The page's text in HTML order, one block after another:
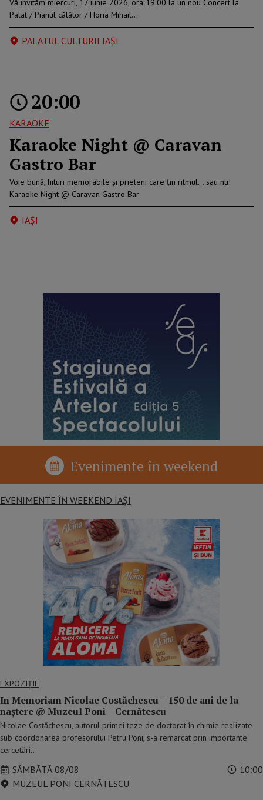
Vă invităm miercuri, 17 iunie 2026, ora 19.00 la un nou Concert la
Palat / Pianul călător / Horia Mihail…
PALATUL CULTURII IAȘI
20:00
KARAOKE
Karaoke Night @ Caravan
Gastro Bar
Voie bună, hituri memorabile și prieteni care țin ritmul… sau nu!
Karaoke Night @ Caravan Gastro Bar
IAŞI
Evenimente în weekend
EVENIMENTE ÎN WEEKEND IAȘI
EXPOZIȚIE
In Memoriam Nicolae Costăchescu – 150 de ani de la
naștere @ Muzeul Poni – Cernătescu
Nicolae Costăchescu, autorul primei teze de doctorat în chimie realizate
sub coordonarea profesorului Petru Poni, s-a remarcat prin importante
cercetări…
SÂMBĂTĂ 08/08
10:00
MUZEUL PONI CERNĂTESCU